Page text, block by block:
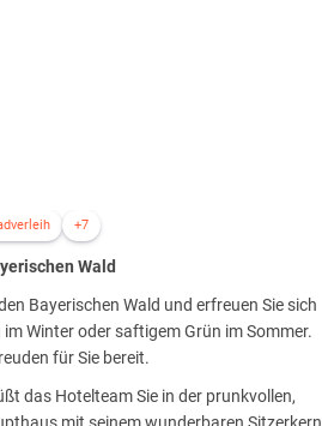
+7
Wald
Bayerischen Wald und erfreuen Sie sich
Winter oder saftigem Grün im Sommer.
für Sie bereit.
das Hotelteam Sie in der prunkvollen,